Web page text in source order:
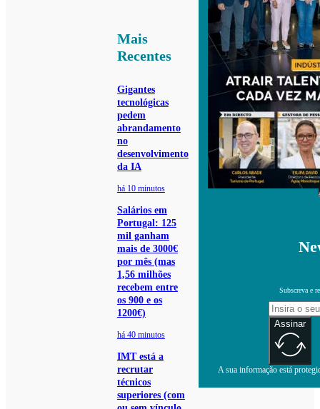
Mais
Recentes
Gigantes
tecnológicas
pedem
abrandamento
no
desenvolvimento
da IA
há 10 minutos
Salários em
Portugal: 125
mil ganham
mais de 3000€
por mês (mas
1,56 milhões
recebem entre
os 900 e os
1200€)
há 40 minutos
IMT está a
recrutar
técnicos
superiores (com
Subscreva e
Assinar
A sua informação está